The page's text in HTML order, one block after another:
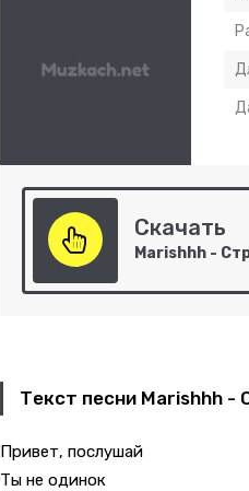
Скачать
Текст песни Marishhh -
Привет, послушай
Ты не одинок